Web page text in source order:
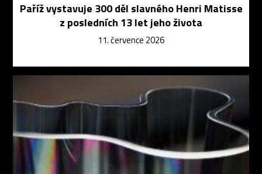
Paříž vystavuje 300 děl slavného Henri Matisse
z posledních 13 let jeho života
11. července 2026